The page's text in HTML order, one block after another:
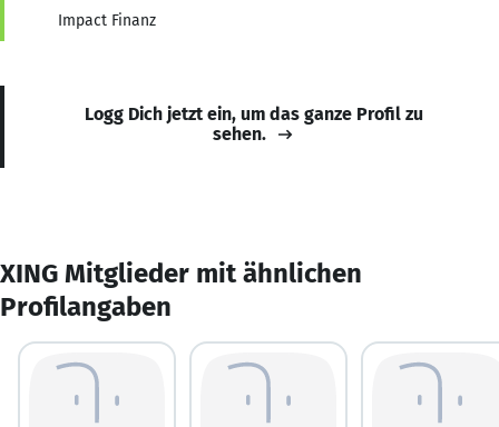
Impact Finanz
Logg Dich jetzt ein, um das ganze Profil zu
sehen.
XING Mitglieder mit ähnlichen
Profilangaben